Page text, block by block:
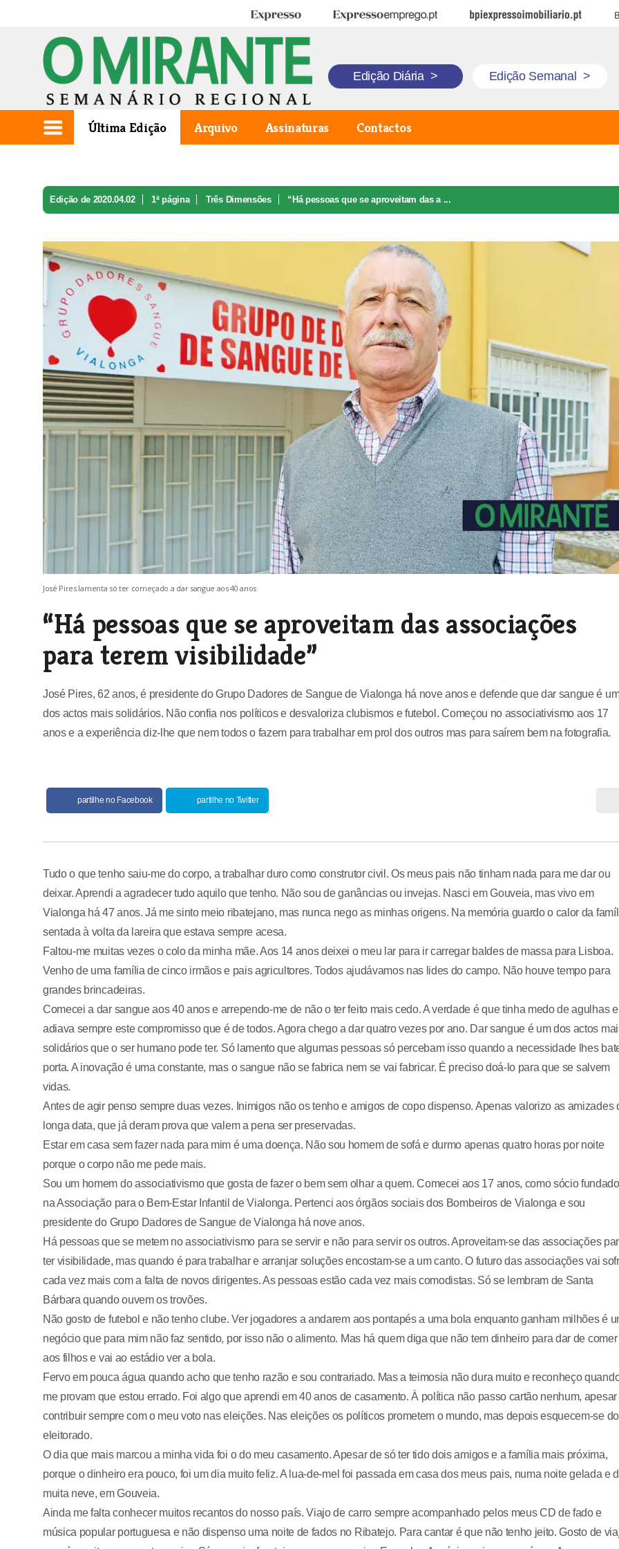
Expresso Expresso Emprego BPI Expresso Imobiliário
Edição Diária > Edição Semanal >
Última Edição Arquivo Assinaturas Contactos
Edição de 2020.04.02 1ª página Três Dimensões “Há pessoas que se aproveitam das a ...
José Pires lamenta só ter começado a dar sangue aos 40 anos
“Há pessoas que se aproveitam das associações
para terem visibilidade”
José Pires, 62 anos, é presidente do Grupo Dadores de Sangue de Vialonga há nove anos e defende que dar sangue é
dos actos mais solidários. Não confia nos políticos e desvaloriza clubismos e futebol. Começou no associativismo aos 17
anos e a experiência diz-lhe que nem todos o fazem para trabalhar em prol dos outros mas para saírem bem na fotografia.
partilhe no Facebook partilhe no Twitter
Tudo o que tenho saiu-me do corpo, a trabalhar duro como construtor civil. Os meus pais não tinham nada para me dar ou
deixar. Aprendi a agradecer tudo aquilo que tenho. Não sou de ganâncias ou invejas. Nasci em Gouveia, mas vivo em
Vialonga há 47 anos. Já me sinto meio ribatejano, mas nunca nego as minhas origens. Na memória guardo o calor da
sentada à volta da lareira que estava sempre acesa.
Faltou-me muitas vezes o colo da minha mãe. Aos 14 anos deixei o meu lar para ir carregar baldes de massa para Lisboa.
Venho de uma família de cinco irmãos e pais agricultores. Todos ajudávamos nas lides do campo. Não houve tempo para
grandes brincadeiras.
Comecei a dar sangue aos 40 anos e arrependo-me de não o ter feito mais cedo. A verdade é que tinha medo de agulhas e
adiava sempre este compromisso que é de todos. Agora chego a dar quatro vezes por ano. Dar sangue é um dos actos
solidários que o ser humano pode ter. Só lamento que algumas pessoas só percebam isso quando a necessidade lhes
porta. A inovação é uma constante, mas o sangue não se fabrica nem se vai fabricar. É preciso doá-lo para que se salvem
vidas.
Antes de agir penso sempre duas vezes. Inimigos não os tenho e amigos de copo dispenso. Apenas valorizo as amizades
longa data, que já deram prova que valem a pena ser preservadas.
Estar em casa sem fazer nada para mim é uma doença. Não sou homem de sofá e durmo apenas quatro horas por noite
porque o corpo não me pede mais.
Sou um homem do associativismo que gosta de fazer o bem sem olhar a quem. Comecei aos 17 anos, como sócio
na Associação para o Bem-Estar Infantil de Vialonga. Pertenci aos órgãos sociais dos Bombeiros de Vialonga e sou
presidente do Grupo Dadores de Sangue de Vialonga há nove anos.
Há pessoas que se metem no associativismo para se servir e não para servir os outros. Aproveitam-se das associações
ter visibilidade, mas quando é para trabalhar e arranjar soluções encostam-se a um canto. O futuro das associações vai
cada vez mais com a falta de novos dirigentes. As pessoas estão cada vez mais comodistas. Só se lembram de Santa
Bárbara quando ouvem os trovões.
Não gosto de futebol e não tenho clube. Ver jogadores a andarem aos pontapés a uma bola enquanto ganham milhões é
negócio que para mim não faz sentido, por isso não o alimento. Mas há quem diga que não tem dinheiro para dar de comer
aos filhos e vai ao estádio ver a bola.
Fervo em pouca água quando acho que tenho razão e sou contrariado. Mas a teimosia não dura muito e reconheço
me provam que estou errado. Foi algo que aprendi em 40 anos de casamento. À política não passo cartão nenhum, apesar
contribuir sempre com o meu voto nas eleições. Nas eleições os políticos prometem o mundo, mas depois esquecem-se do
eleitorado.
O dia que mais marcou a minha vida foi o do meu casamento. Apesar de só ter tido dois amigos e a família mais próxima,
porque o dinheiro era pouco, foi um dia muito feliz. A lua-de-mel foi passada em casa dos meus pais, numa noite gelada e
muita neve, em Gouveia.
Ainda me falta conhecer muitos recantos do nosso país. Viajo de carro sempre acompanhado pelos meus CD de fado e
música popular portuguesa e não dispenso uma noite de fados no Ribatejo. Para cantar é que não tenho jeito. Gosto de